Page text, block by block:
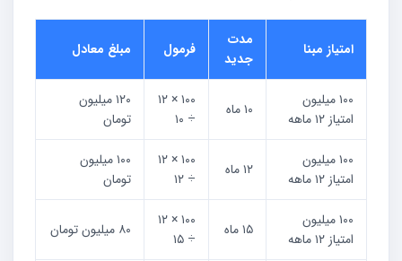
امتیاز مبنا
مدت
جدید
فرمول مبلغ معادل
۱۰۰ میلیون
امتیاز ۱۲ ماهه
۱۰ ماه
۱۰۰ × ۱۲
÷ ۱۰
۱۲۰ میلیون
تومان
۱۰۰ میلیون
امتیاز ۱۲ ماهه
۱۲ ماه
۱۰۰ × ۱۲
÷ ۱۲
۱۰۰ میلیون
تومان
۱۰۰ میلیون
امتیاز ۱۲ ماهه
۱۵ ماه
۱۰۰ × ۱۲
÷ ۱۵
۸۰ میلیون تومان